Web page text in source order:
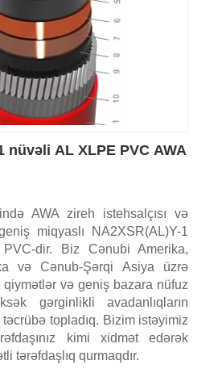
nüvəli AL XLPE PVC AWA
AWA zireh istehsalçısı və
miqyaslı NA2XSR(AL)Y-1
dir. Biz Cənubi Amerika,
və Cənub-Şərqi Asiya üzrə
və geniş bazara nüfuz
gərginlikli avadanlıqların
topladıq. Bizim istəyimiz
kimi xidmət edərək
tərəfdaşlıq qurmaqdır.